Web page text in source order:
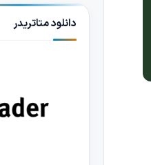
دانلود متاتریدر